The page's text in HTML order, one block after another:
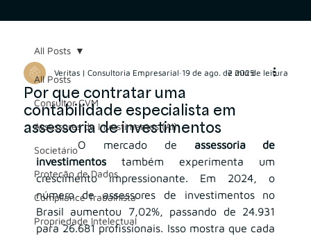
All Posts
Consultor CVM
Assessores de Investimentos (AI)
Societário
Proteção de Dados
Compliance Trabalhista
Propriedade Intelectual
All Posts
Por que contratar uma
contabilidade especialista em
assessoria de investimentos
Veritas | Consultoria Empresarial 19 de ago. de 20252 min de leitura
	O mercado de
assessoria de
investimentos também experimenta um
crescimento impressionante. Em 2024, o
número de assessores de investimentos no
Brasil aumentou 7,02%, passando de 24.931
para 26.681 profissionais. Isso mostra que cada